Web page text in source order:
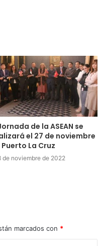
de la ASEAN se
el 27 de noviembre
Puerto La Cruz
de noviembre de 2022
marcados con *